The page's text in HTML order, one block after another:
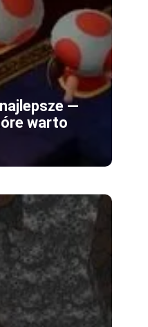
—
warto